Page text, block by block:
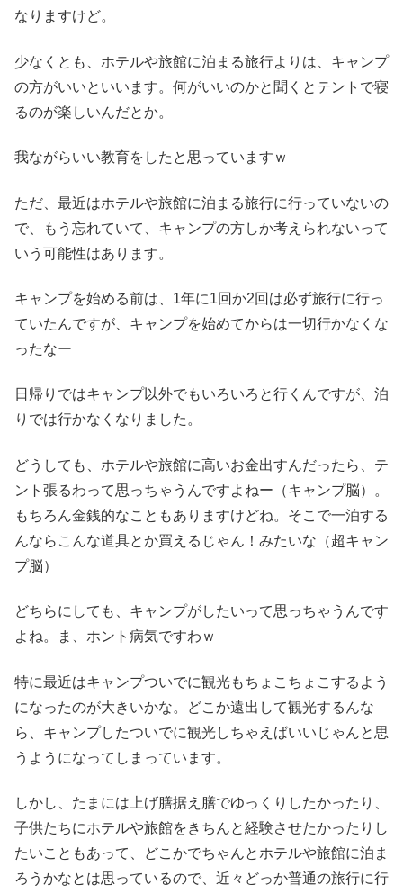
なりますけど。
少なくとも、ホテルや旅館に泊まる旅行よりは、キャンプ
の方がいいといいます。何がいいのかと聞くとテントで寝
るのが楽しいんだとか。
我ながらいい教育をしたと思っていますｗ
ただ、最近はホテルや旅館に泊まる旅行に行っていないの
で、もう忘れていて、キャンプの方しか考えられないって
いう可能性はあります。
キャンプを始める前は、1年に1回か2回は必ず旅行に行っ
ていたんですが、キャンプを始めてからは一切行かなくな
ったなー
日帰りではキャンプ以外でもいろいろと行くんですが、泊
りでは行かなくなりました。
どうしても、ホテルや旅館に高いお金出すんだったら、テ
ント張るわって思っちゃうんですよねー（キャンプ脳）。
もちろん金銭的なこともありますけどね。そこで一泊する
んならこんな道具とか買えるじゃん！みたいな（超キャン
プ脳）
どちらにしても、キャンプがしたいって思っちゃうんです
よね。ま、ホント病気ですわｗ
特に最近はキャンプついでに観光もちょこちょこするよう
になったのが大きいかな。どこか遠出して観光するんな
ら、キャンプしたついでに観光しちゃえばいいじゃんと思
うようになってしまっています。
しかし、たまには上げ膳据え膳でゆっくりしたかったり、
子供たちにホテルや旅館をきちんと経験させたかったりし
たいこともあって、どこかでちゃんとホテルや旅館に泊ま
ろうかなとは思っているので、近々どっか普通の旅行に行